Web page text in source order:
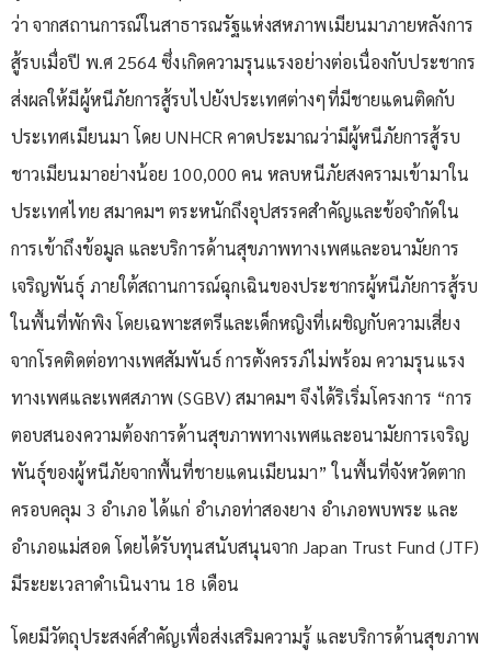
ว่า จากสถานการณ์ในสาธารณรัฐแห่งสหภาพเมียนมาภายหลังการ
สู้รบเมื่อปี พ.ศ 2564 ซึ่งเกิดความรุนแรงอย่างต่อเนื่องกับประชากร
ส่งผลให้มีผู้หนีภัยการสู้รบไปยังประเทศต่างๆที่มีชายแดนติดกับ
ประเทศเมียนมา โดย UNHCR คาดประมาณว่ามีผู้หนีภัยการสู้รบ
ชาวเมียนมาอย่างน้อย 100,000 คน หลบหนีภัยสงครามเข้ามาใน
ประเทศไทย สมาคมฯ ตระหนักถึงอุปสรรคสำคัญและข้อจำกัดใน
การเข้าถึงข้อมูล และบริการด้านสุขภาพทางเพศและอนามัยการ
เจริญพันธุ์ ภายใต้สถานการณ์ฉุกเฉินของประชากรผู้หนีภัยการสู้รบ
ในพื้นที่พักพิง โดยเฉพาะสตรีและเด็กหญิงที่เผชิญกับความเสี่ยง
จากโรคติดต่อทางเพศสัมพันธ์ การตั้งครรภ์ไม่พร้อม ความรุนแรง
ทางเพศและเพศสภาพ (SGBV) สมาคมฯ จึงได้ริเริ่มโครงการ “การ
ตอบสนองความต้องการด้านสุขภาพทางเพศและอนามัยการเจริญ
พันธุ์ของผู้หนีภัยจากพื้นที่ชายแดนเมียนมา” ในพื้นที่จังหวัดตาก
ครอบคลุม 3 อำเภอ ได้แก่ อำเภอท่าสองยาง อำเภอพบพระ และ
อำเภอแม่สอด โดยได้รับทุนสนับสนุนจาก Japan Trust Fund (JTF)
มีระยะเวลาดำเนินงาน 18 เดือน
โดยมีวัตถุประสงค์สำคัญเพื่อส่งเสริมความรู้ และบริการด้านสุขภาพ